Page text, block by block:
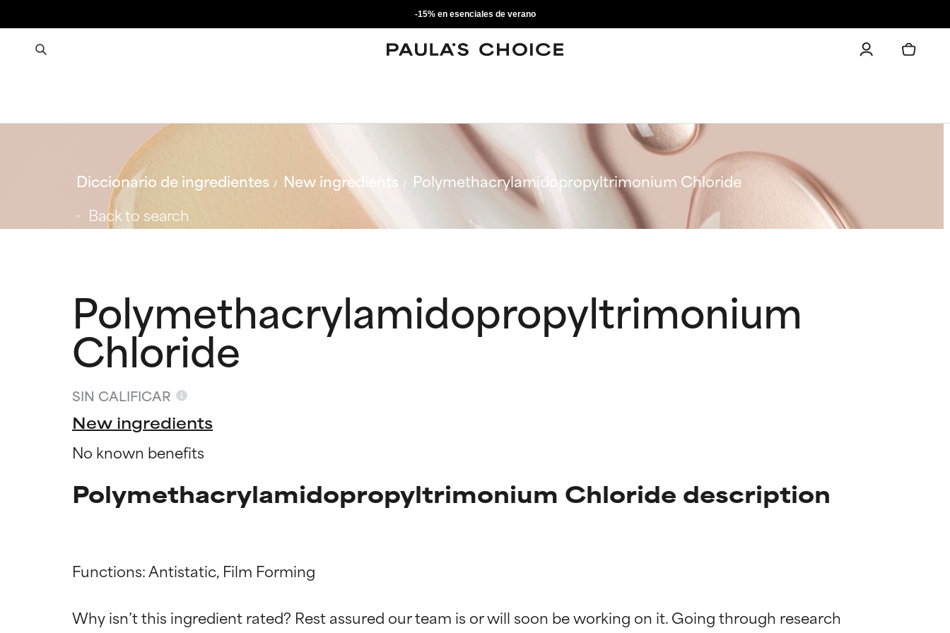
-15% en esenciales de verano
Diccionario de ingredientes New ingredients
Polymethacrylamidopropyltrimonium Chloride
Back to search
Polymethacrylamidopropyltrimonium
Chloride
SIN CALIFICAR
New ingredients
No known benefits
Polymethacrylamidopropyltrimonium Chloride description
Functions: Antistatic, Film Forming
Why isn’t this ingredient rated? Rest assured our team is or will soon be working on it. Going through research
Calificaciones de ingredientes
EXCELENTE
Calificaciones de ingredientes
EXCELENTE